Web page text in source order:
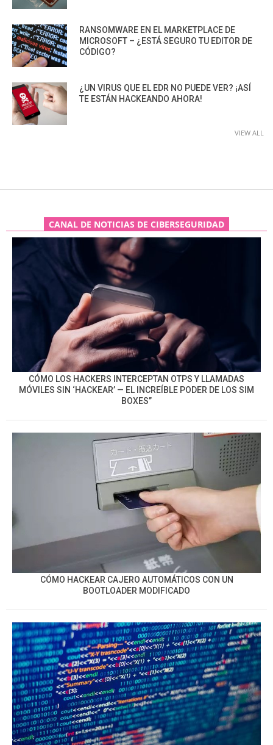
RANSOMWARE EN EL MARKETPLACE DE
MICROSOFT – ¿ESTÁ SEGURO TU EDITOR DE
CÓDIGO?
¿UN VIRUS QUE EL EDR NO PUEDE VER? ¡ASÍ
TE ESTÁN HACKEANDO AHORA!
VIEW ALL
CANAL DE NOTICIAS DE CIBERSEGURIDAD
CÓMO LOS HACKERS INTERCEPTAN OTPS Y LLAMADAS
MÓVILES SIN ‘HACKEAR’ — EL INCREÍBLE PODER DE LOS SIM
BOXES”
CÓMO HACKEAR CAJERO AUTOMÁTICOS CON UN
BOOTLOADER MODIFICADO